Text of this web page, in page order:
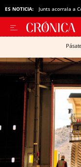
ES NOTICIA: Junts acorrala a